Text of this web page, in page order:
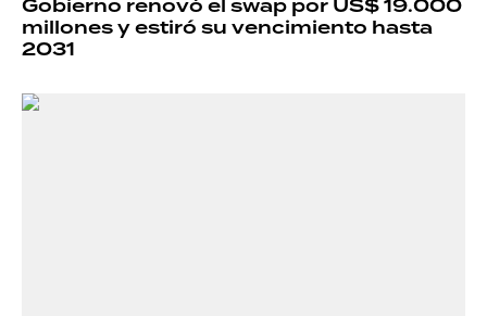
Gobierno renovó el swap por US$ 19.000
millones y estiró su vencimiento hasta
2031